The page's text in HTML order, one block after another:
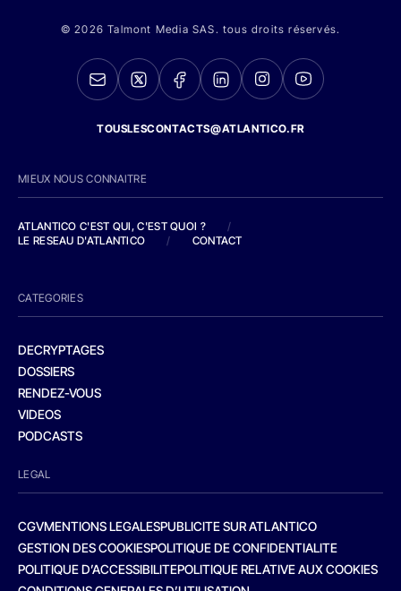
© 2026 Talmont Media SAS. tous droits réservés.
TOUSLESCONTACTS@ATLANTICO.FR
MIEUX NOUS CONNAITRE
ATLANTICO C'EST QUI, C'EST QUOI ?
/
LE RESEAU D'ATLANTICO
/ CONTACT
CATEGORIES
DECRYPTAGES
DOSSIERS
RENDEZ-VOUS
VIDEOS
PODCASTS
LEGAL
CGVMENTIONS LEGALESPUBLICITE SUR ATLANTICO
GESTION DES COOKIESPOLITIQUE DE CONFIDENTIALITE
POLITIQUE D’ACCESSIBILITEPOLITIQUE RELATIVE AUX COOKIES